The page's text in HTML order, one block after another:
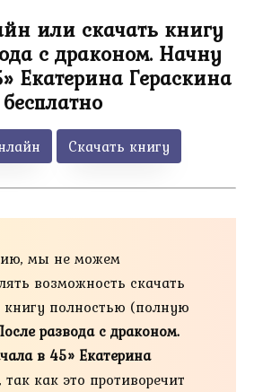
или скачать книгу
с драконом. Начну
Екатерина Гераскина
бесплатно
Скачать книгу
мы не можем
возможность скачать
книгу полностью (полную
развода с драконом.
в 45» Екатерина
, так как это противоречит